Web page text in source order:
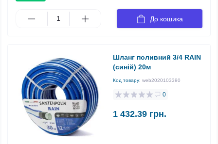
До кошика
Шланг поливний 3/4 RAIN
(синій) 20м
Код товару: web2020103390
0
1 432.39 грн.